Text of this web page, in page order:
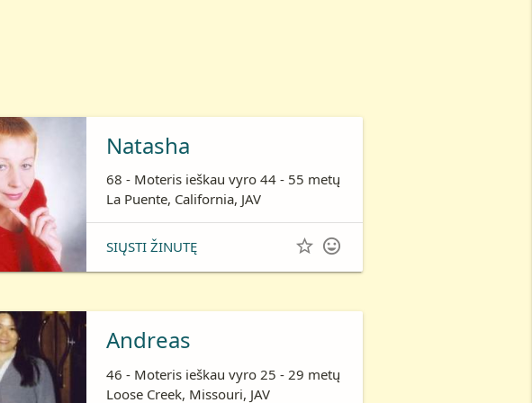
Natasha
68 - Moteris ieškau vyro 44 - 55 metų
La Puente, California, JAV
SIŲSTI ŽINUTĘ  
Andreas
46 - Moteris ieškau vyro 25 - 29 metų
Loose Creek, Missouri, JAV